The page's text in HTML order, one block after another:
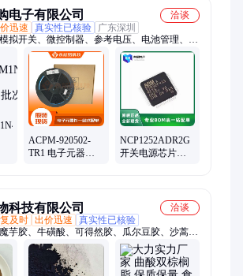
电子有限公司
洽谈
迅速 真实性已核验
广东深圳
拟开关、微控制器、参考电压、电池管理、视
大器、音频放大器、开关稳压器、数字隔离
运算放大器、点火控制器、开关控制器、可编
成电路、电容电阻
ACPM-920502-
TR1 电子元器件
NCP1252ADR2G
开关电源芯片
科技有限公司
洽谈
及时 出价迅速
真实性已核验
芋胶、牛磺酸、可得然胶、瓜尔豆胶、沙蒿子
纳他酶素、食用明胶、聚丙烯酸钠、甲基纤维
、普鲁兰多糖、乳酸链球菌素、食品级黄原胶